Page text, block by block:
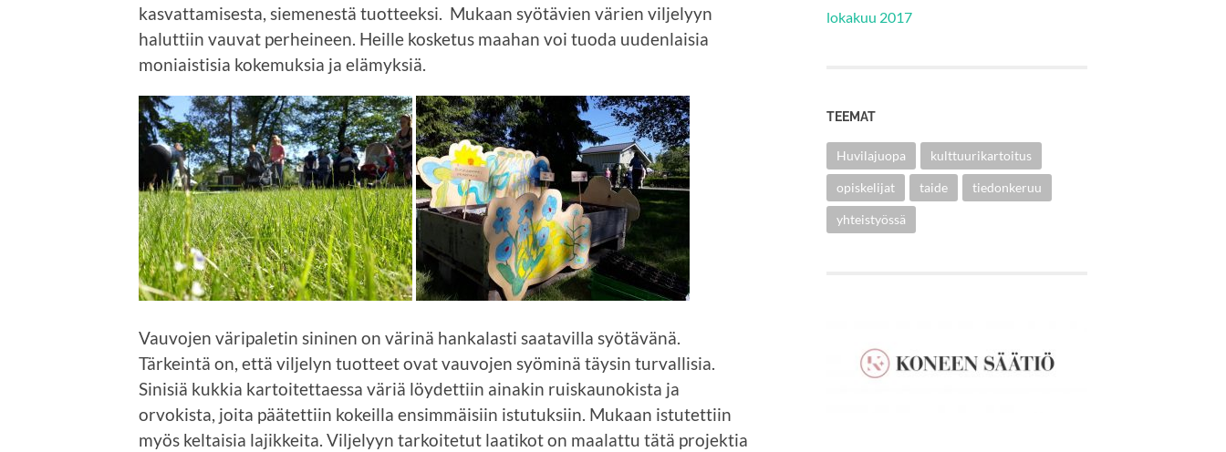
kasvattamisesta, siemenestä tuotteeksi. Mukaan syötävien värien viljelyyn
haluttiin vauvat perheineen. Heille kosketus maahan voi tuoda uudenlaisia
moniaistisia kokemuksia ja elämyksiä.
Vauvojen väripaletin sininen on värinä hankalasti saatavilla syötävänä.
Tärkeintä on, että viljelyn tuotteet ovat vauvojen syöminä täysin turvallisia.
Sinisiä kukkia kartoitettaessa väriä löydettiin ainakin ruiskaunokista ja
orvokista, joita päätettiin kokeilla ensimmäisiin istutuksiin. Mukaan istutettiin
myös keltaisia lajikkeita. Viljelyyn tarkoitetut laatikot on maalattu tätä projektia
lokakuu 2017
TEEMAT
Huvilajuopa kulttuurikartoitus
opiskelijat taide tiedonkeruu
yhteistyössä